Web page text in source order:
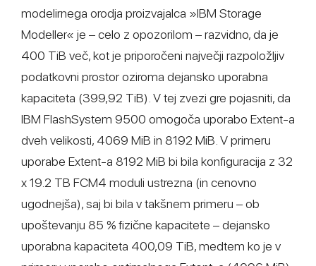
modelirnega orodja proizvajalca »IBM Storage
Modeller« je – celo z opozorilom – razvidno, da je
400 TiB več, kot je priporočeni največji razpoložljiv
podatkovni prostor oziroma dejansko uporabna
kapaciteta (399,92 TiB). V tej zvezi gre pojasniti, da
IBM FlashSystem 9500 omogoča uporabo Extent-a
dveh velikosti, 4069 MiB in 8192 MiB. V primeru
uporabe Extent-a 8192 MiB bi bila konfiguracija z 32
x 19.2 TB FCM4 moduli ustrezna (in cenovno
ugodnejša), saj bi bila v takšnem primeru – ob
upoštevanju 85 % fizične kapacitete – dejansko
uporabna kapaciteta 400,09 TiB, medtem ko je v